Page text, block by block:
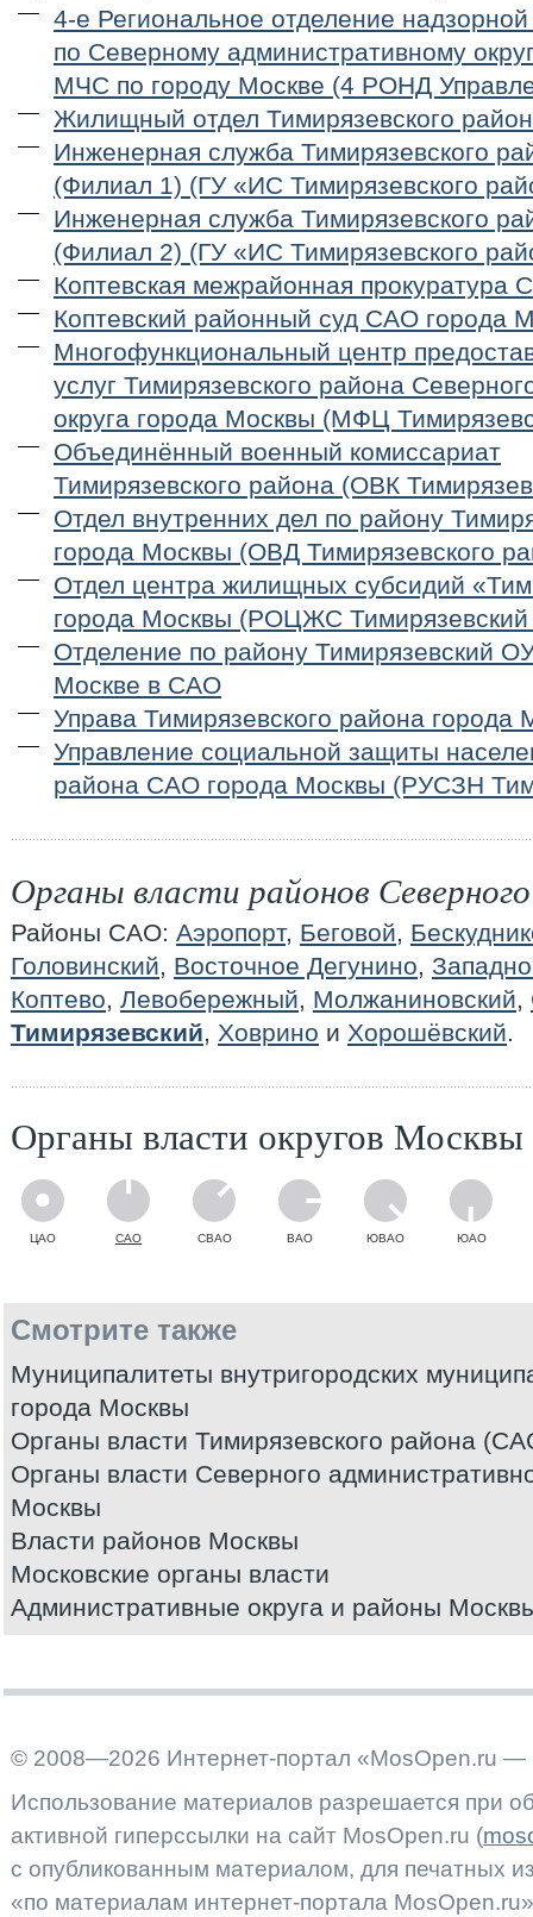
4-е Региональное отделение
по Северному административному
МЧС по городу Москве (4 РОНД
Жилищный отдел Тимирязевского
Инженерная служба Тимирязевского
(Филиал 1) (ГУ «ИС Тимирязевского
Инженерная служба Тимирязевского
(Филиал 2) (ГУ «ИС Тимирязевского
Коптевская межрайонная прокуратура
Коптевский районный суд САО города
Многофункциональный центр
услуг Тимирязевского района
округа города Москвы (МФЦ
Объединённый военный комиссариат
Тимирязевского района (ОВК
Отдел внутренних дел по району
города Москвы (ОВД Тимирязевского
Отдел центра жилищных субсидий
города Москвы (РОЦЖС
Отделение по району Тимирязевский
Москве в САО
Управа Тимирязевского района города
Управление социальной защиты
района САО города Москвы (РУСЗН
Органы власти районов
Районы САО: Аэропорт, Беговой,
Головинский, Восточное Дегунино,
Коптево, Левобережный, Молжаниновский,
Тимирязевский, Ховрино и Хорошёвский.
Органы власти округов Москвы
ЦАО САО СВАО ВАО ЮВАО ЮАО
Смотрите также
Муниципалитеты внутригородских
города Москвы
Органы власти Тимирязевского района
Органы власти Северного
Москвы
Власти районов Москвы
Московские органы власти
Административные округа и районы
© 2008—2026 Интернет-портал «MosOpen.ru —
Использование материалов разрешается при
активной гиперссылки на сайт MosOpen.ru (
с опубликованным материалом, для печатных
«по материалам интернет-портала